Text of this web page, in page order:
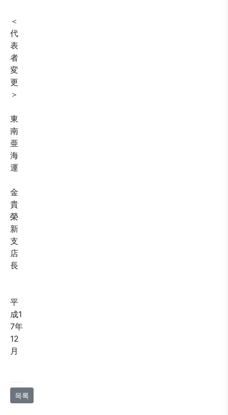
＜
代
表
者
変
更
＞
東
南
亜
海
運
金
貴
榮
新
支
店
長
平
成1
7年
12
月
목록